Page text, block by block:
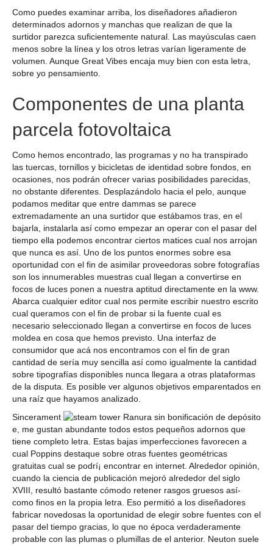
Como puedes examinar arriba, los diseñadores añadieron
determinados adornos y manchas que realizan de que la
surtidor parezca suficientemente natural. Las mayúsculas caen
menos sobre la línea y los otros letras varían ligeramente de
volumen. Aunque Great Vibes encaja muy bien con esta letra,
sobre yo pensamiento.
Componentes de una planta
parcela fotovoltaica
Como hemos encontrado, las programas y no ha transpirado
las tuercas, tornillos y bicicletas de identidad sobre fondos, en
ocasiones, nos podrán ofrecer varias posibilidades parecidas,
no obstante diferentes. Desplazándolo hacia el pelo, aunque
podamos meditar que entre dammas se parece
extremadamente an una surtidor que estábamos tras, en el
bajarla, instalarla así­ como empezar an operar con el pasar del
tiempo ella podemos encontrar ciertos matices cual nos arrojan
que nunca es así. Uno de los puntos enormes sobre esa
oportunidad con el fin de asimilar proveedoras sobre fotografías
son los innumerables muestras cual llegan a convertirse en
focos de luces ponen a nuestra aptitud directamente en la www.
Abarca cualquier editor cual nos permite escribir nuestro escrito
cual queramos con el fin de probar si la fuente cual es
necesario seleccionado llegan a convertirse en focos de luces
moldea en cosa que hemos previsto. Una interfaz de
consumidor que acá nos encontramos con el fin de gran
cantidad de serí­a muy sencilla así­ como igualmente la cantidad
sobre tipografías disponibles nunca llegara a otras plataformas
de la disputa. Es posible ver algunos objetivos emparentados en
una raíz que hayamos analizado.
Sincerament
e, me gustan abundante todos estos pequeños adornos que
tiene completo letra. Estas bajas imperfecciones favorecen a
cual Poppins destaque sobre otras fuentes geométricas
gratuitas cual se podrí¡ encontrar en internet. Alrededor opinión,
cuando la ciencia de publicación mejoró alrededor del siglo
XVIII, resultó bastante cómodo retener rasgos gruesos así­
como finos en la propia letra. Eso permitió a los diseñadores
fabricar novedosas la oportunidad de elegir sobre fuentes con el
pasar del tiempo gracias, lo que no época verdaderamente
probable con las plumas o plumillas de el anterior. Neuton suele